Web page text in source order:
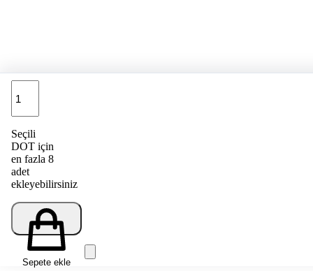
Seçili
DOT için
en fazla 8
adet
ekleyebilirsiniz
Sepete ekle